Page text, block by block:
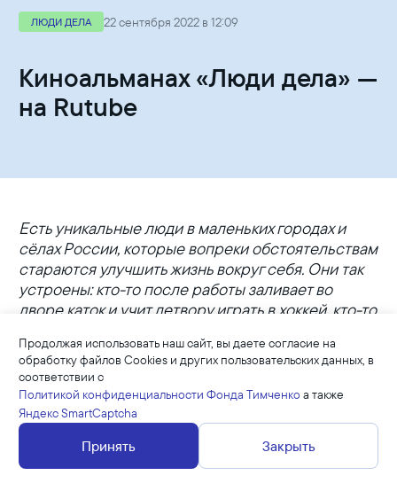
ЛЮДИ ДЕЛА 22 сентября 2022 в 12:09
Киноальманах «Люди дела» —
на Rutube
Есть уникальные люди в маленьких городах и
сёлах России, которые вопреки обстоятельствам
стараются улучшить жизнь вокруг себя. Они так
устроены: кто-то после работы заливает во
дворе каток и учит детвору играть в хоккей, кто-то
культурным традициям, кто-то воспитывает
приёмных детей, а кто-то спасает одиноких
старших.
В прошлом году Фонд Тимченко совместно с
кинокомпанией «Игра» снял документальный
сериал«Люди дела». Он состоит из пяти новелл,
Продолжая использовать наш сайт, вы даете согласие на
обработку файлов Cookies и других пользовательских данных, в
соответствии с
Политикой конфиденциальности Фонда Тимченко а также
Яндекс SmartCaptcha
Принять Закрыть